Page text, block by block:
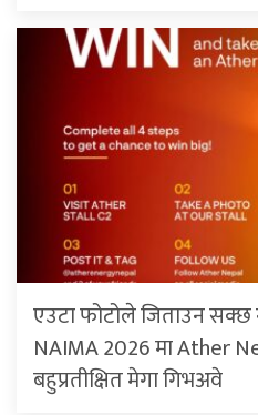
एउटा फोटोले जिताउन
NAIMA 2026 मा Ather
बहुप्रतीक्षित मेगा गिभअवे